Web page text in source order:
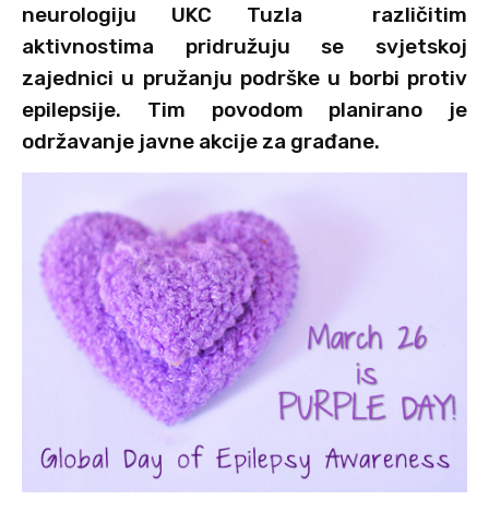
neurologiju UKC Tuzla različitim
aktivnostima pridružuju se svjetskoj
zajednici u pružanju podrške u borbi protiv
epilepsije. Tim povodom planirano je
održavanje javne akcije za građane.